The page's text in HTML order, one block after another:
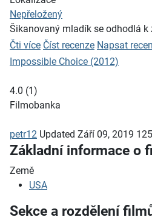
Nepřeložený
Šikanovaný mladík se odhodlá k
Čti více Číst recenze Napsat
Impossible Choice (2012)
4.0 (1)
Filmobanka
petr12 Updated Září 09, 2019
Základní informace o
Země
USA
Sekce a rozdělení